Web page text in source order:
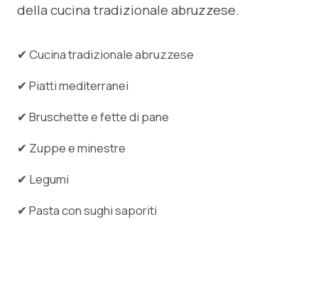
della cucina tradizionale abruzzese.
✔ Cucina tradizionale abruzzese
✔ Piatti mediterranei
✔ Bruschette e fette di pane
✔ Zuppe e minestre
✔ Legumi
✔ Pasta con sughi saporiti